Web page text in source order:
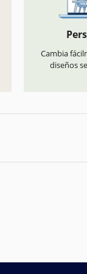
Cambia
diseños